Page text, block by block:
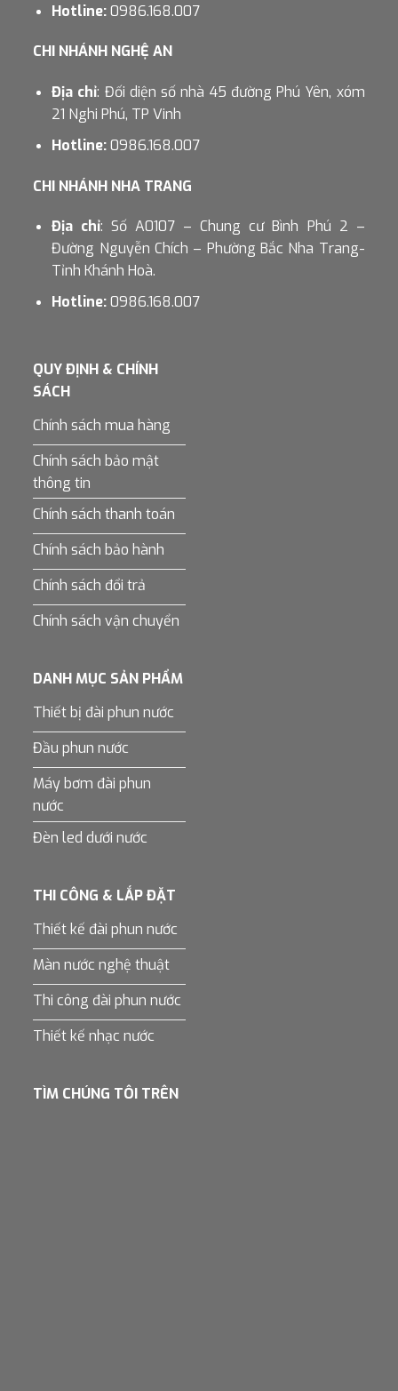
Hotline:0986.168.007
CHI NHÁNH NGHỆ AN
Địa chỉ: Đối diện số nhà 45 đường Phú Yên, xóm
21 Nghi Phú, TP Vinh
Hotline:0986.168.007
CHI NHÁNH NHA TRANG
Địa chỉ: Số A0107 – Chung cư Bình Phú 2 –
Đường Nguyễn Chích – Phường Bắc Nha Trang-
Tỉnh Khánh Hoà.
Hotline:0986.168.007
QUY ĐỊNH & CHÍNH
SÁCH
Chính sách mua hàng
Chính sách bảo mật
thông tin
Chính sách thanh toán
Chính sách bảo hành
Chính sách đổi trả
Chính sách vận chuyển
DANH MỤC SẢN PHẨM
Thiết bị đài phun nước
Đầu phun nước
Máy bơm đài phun
nước
Đèn led dưới nước
THI CÔNG & LẮP ĐẶT
Thiết kế đài phun nước
Màn nước nghệ thuật
Thi công đài phun nước
Thiết kế nhạc nước
TÌM CHÚNG TÔI TRÊN